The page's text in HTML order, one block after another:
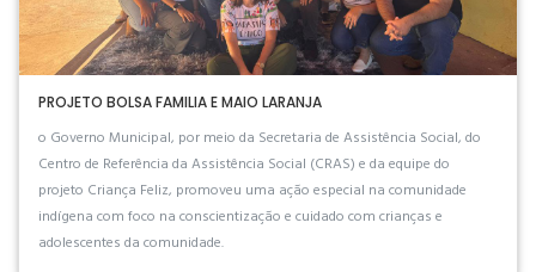
PROJETO BOLSA FAMILIA E MAIO LARANJA
o Governo Municipal, por meio da Secretaria de Assistência Social, do
Centro de Referência da Assistência Social (CRAS) e da equipe do
projeto Criança Feliz, promoveu uma ação especial na comunidade
indígena com foco na conscientização e cuidado com crianças e
adolescentes da comunidade.